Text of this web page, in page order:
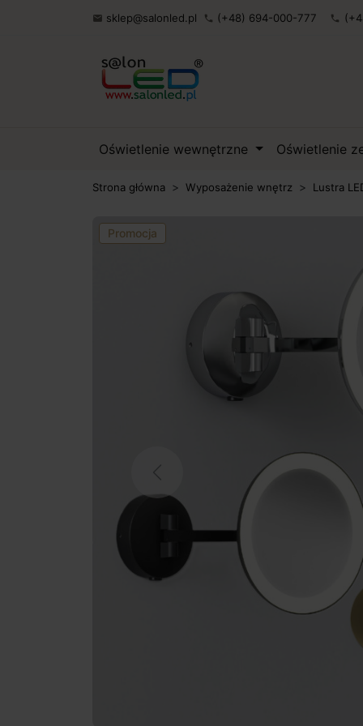
 sklep@salonled.pl phone (+48) 694-000-777 phone
Oświetlenie wewnętrzne Oświetlenie
Strona główna Wyposażenie wnętrz Lustra
Promocja